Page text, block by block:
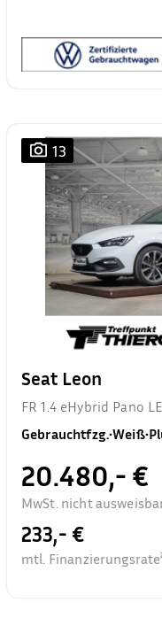
13
Seat Leon
FR 1.4 eHybrid Pano
Gebrauchtfzg.•Weiß•
20.480,- €
MwSt. nicht
233,- €
mtl.